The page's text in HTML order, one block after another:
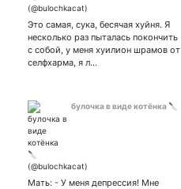
забываю кто я | парная
Это самая, сука, бесячая хуйня. Я
несколько раз пыталась покончить
с собой, у меня хуилион шрамов от
селфхарма, я л…
булочка в виде котёнка 🔪
Мать: - У меня депрессия! Мне